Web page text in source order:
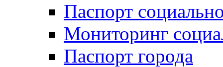
Паспорт
Мониторинг
Паспорт города